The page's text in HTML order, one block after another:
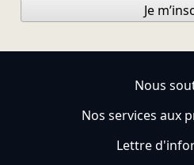
Je
Nous
Nos services aux
Lettre